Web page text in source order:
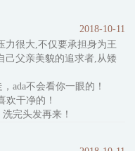
2018-10-11
力很大,不仅要承担身为王
己父亲美貌的追求者,从矮
ada不会看你一眼的！
欢干净的！
完头发再来！